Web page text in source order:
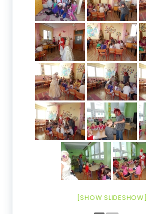
[SHOW SLIDESHOW]